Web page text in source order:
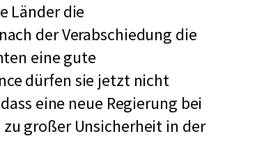
Länder die
der Verabschiedung die
eine gute
dürfen sie jetzt nicht
eine neue Regierung bei
großer Unsicherheit in der